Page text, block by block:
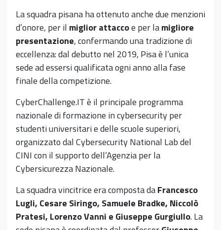
La squadra pisana ha ottenuto anche due menzioni
d’onore, per il miglior attaccoe per lamigliore
presentazione, confermando una tradizione di
eccellenza: dal debutto nel 2019, Pisa è l’unica
sede ad essersi qualificata ogni anno alla fase
finale della competizione.
CyberChallenge.IT è il principale programma
nazionale di formazione in cybersecurity per
studenti universitari e delle scuole superiori,
organizzato dal Cybersecurity National Lab del
CINI con il supporto dell’Agenzia per la
Cybersicurezza Nazionale.
La squadra vincitrice era composta daFrancesco
Lugli, Cesare Siringo, Samuele Bradke, Niccolò
Pratesi, Lorenzo Vanni e Giuseppe Gurgiullo. La